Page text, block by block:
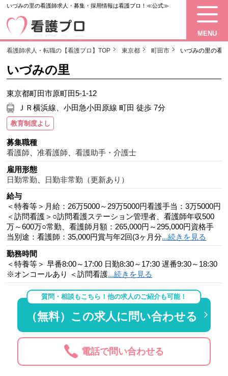
いづみの里の看護師求人・募集・採用情報は看護プロ！≪公式≫
MENU
看護師求人・転職の【看護プロ】TOP 東京都 町田市 いづみの里の看
いづみの里
東京都町田市原町田5-1-12
ＪＲ横浜線、小田急小田原線 町田 徒歩 7分
教育制度よし
募集職種
看護師 、准看護師 、看護助手・介護士
雇用形態
日勤常勤
日勤非常勤（更新あり）
給与
＜特養等＞月給：26万5000～29万5000円看護手当：3万5000円
＜訪問看護＞○訪問看護ステーション管理者、看護師年収500
万～600万○常勤、看護師月額：265,000円～295,000円資格手
当別途：看護師：35,000円賞与年2回(3ヶ月分...続きを見る
勤務時間
＜特養等＞ 早番8:00～17:00 日勤8:30～17:30 遅番9:30～18:30
※オンコールあり ＜訪問看護...続きを見る
質問・相談もこちら！他の求人のご紹介も可能！
（無料）この求人に問い合わせる
電話で問い合わせる